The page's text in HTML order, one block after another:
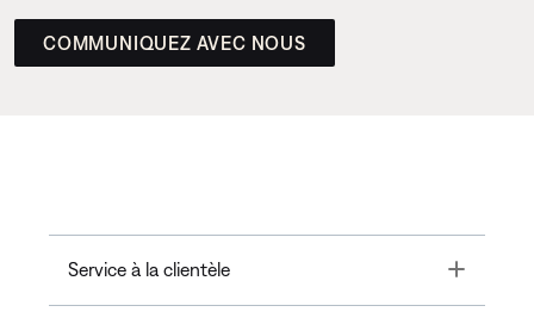
COMMUNIQUEZ AVEC NOUS
Service à la clientèle Toggle